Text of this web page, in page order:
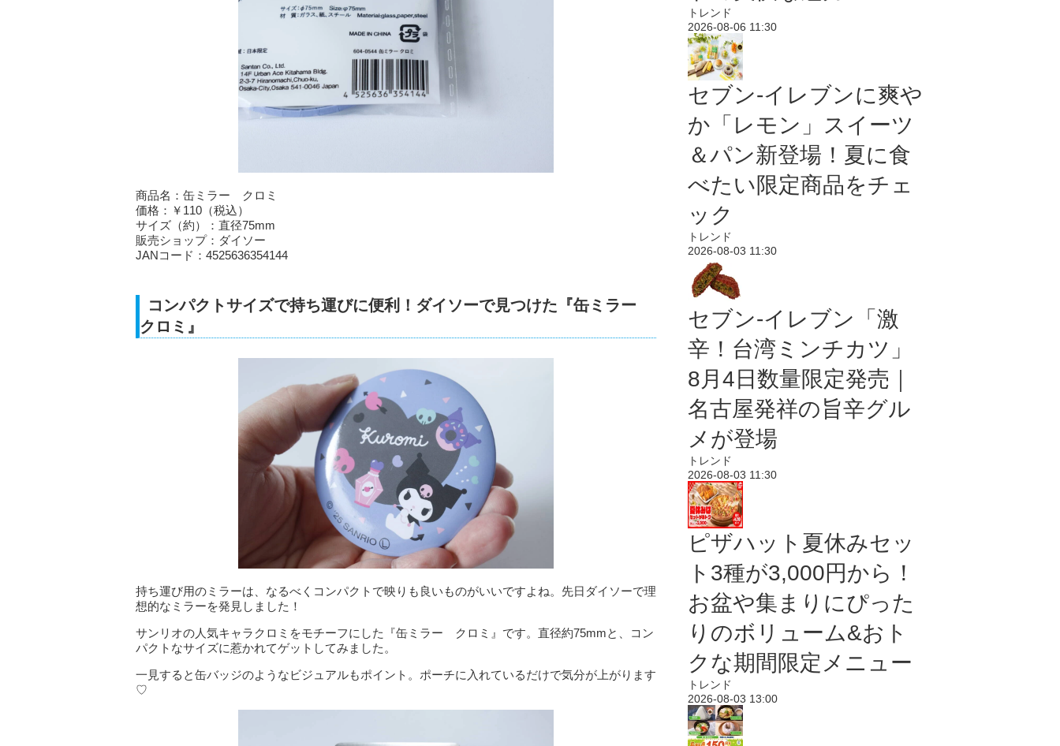
商品名：缶ミラー クロミ
価格：￥110（税込）
サイズ（約）：直径75mm
販売ショップ：ダイソー
JANコード：4525636354144
コンパクトサイズで持ち運びに便利！ダイソーで見つけた『缶ミラー
クロミ』
持ち運び用のミラーは、なるべくコンパクトで映りも良いものがいいですよね。先日ダイソーで理
想的なミラーを発見しました！
サンリオの人気キャラクロミをモチーフにした『缶ミラー クロミ』です。直径約75mmと、コン
パクトなサイズに惹かれてゲットしてみました。
一見すると缶バッジのようなビジュアルもポイント。ポーチに入れているだけで気分が上がります
♡
トレンド
2026-08-06 11:30
セブン‐イレブンに爽や
か「レモン」スイーツ
＆パン新登場！夏に食
べたい限定商品をチェ
ック
トレンド
2026-08-03 11:30
セブン-イレブン「激
辛！台湾ミンチカツ」
8月4日数量限定発売｜
名古屋発祥の旨辛グル
メが登場
トレンド
2026-08-03 11:30
ピザハット夏休みセッ
ト3種が3,000円から！
お盆や集まりにぴった
りのボリューム&おト
クな期間限定メニュー
トレンド
2026-08-03 13:00